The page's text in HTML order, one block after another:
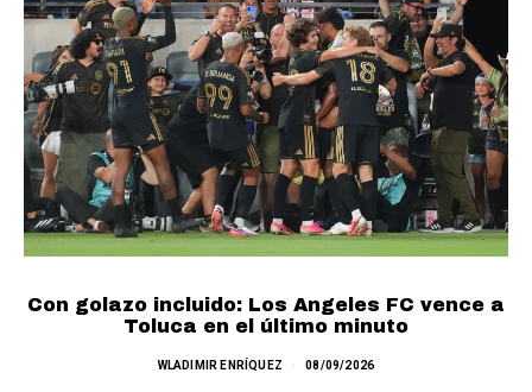
Con golazo incluido: Los Angeles FC vence a
Toluca en el último minuto
WLADIMIR ENRÍQUEZ 08/09/2026